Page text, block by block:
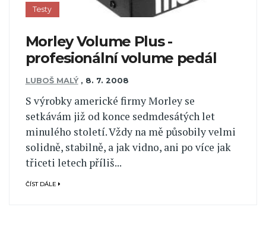
Testy
Morley Volume Plus -
profesionální volume pedál
LUBOŠ MALÝ , 8. 7. 2008
S výrobky americké firmy Morley se
setkávám již od konce sedmdesátých let
minulého století. Vždy na mě působily velmi
solidně, stabilně, a jak vidno, ani po více jak
třiceti letech příliš...
ČÍST DÁLE